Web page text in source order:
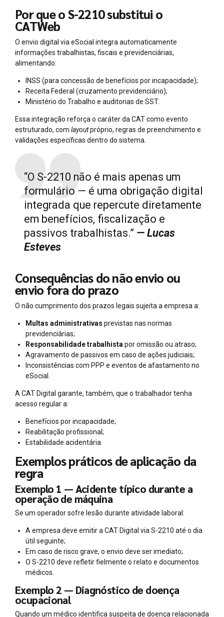
Por que o S-2210 substitui o
CATWeb
O envio digital via eSocial integra automaticamente
informações trabalhistas, fiscais e previdenciárias,
alimentando:
INSS (para concessão de benefícios por incapacidade);
Receita Federal (cruzamento previdenciário);
Ministério do Trabalho e auditorias de SST.
Essa integração reforça o caráter da CAT como evento
estruturado, com layoutpróprio, regras de preenchimento e
validações específicas dentro do sistema.
“O S-2210 não é mais apenas um
formulário — é uma obrigação digital
integrada que repercute diretamente
em benefícios, fiscalização e
passivos trabalhistas.” — Lucas
Esteves
Consequências do não envio ou
envio fora do prazo
O não cumprimento dos prazos legais sujeita a empresa a:
Multas administrativas previstas nas normas
previdenciárias;
Responsabilidade trabalhista por omissão ou atraso;
Agravamento de passivos em caso de ações judiciais;
Inconsistências com PPP e eventos de afastamento no
eSocial.
A CAT Digital garante, também, que o trabalhador tenha
acesso regular a:
Benefícios por incapacidade;
Reabilitação profissional;
Estabilidade acidentária.
Exemplos práticos de aplicação da
regra
Exemplo 1 — Acidente típico durante a
operação de máquina
Se um operador sofre lesão durante atividade laboral:
A empresa deve emitir a CAT Digital via S-2210 até o dia
útil seguinte;
Em caso de risco grave, o envio deve ser imediato;
O S-2210 deve refletir fielmente o relato e documentos
médicos.
Exemplo 2 — Diagnóstico de doença
ocupacional
Quando um médico identifica suspeita de doença relacionada